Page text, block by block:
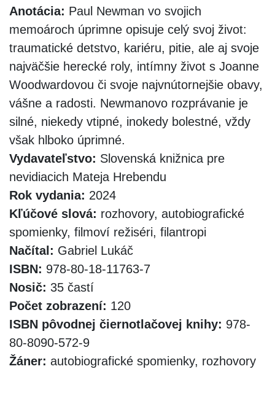
Anotácia: Paul Newman vo svojich
memoároch úprimne opisuje celý svoj život:
traumatické detstvo, kariéru, pitie, ale aj svoje
najväčšie herecké roly, intímny život s Joanne
Woodwardovou či svoje najvnútornejšie obavy,
vášne a radosti. Newmanovo rozprávanie je
silné, niekedy vtipné, inokedy bolestné, vždy
však hlboko úprimné.
Vydavateľstvo: Slovenská knižnica pre
nevidiacich Mateja Hrebendu
Rok vydania: 2024
Kľúčové slová: rozhovory, autobiografické
spomienky, filmoví režiséri, filantropi
Načítal: Gabriel Lukáč
ISBN: 978-80-18-11763-7
Nosič: 35 častí
Počet zobrazení: 120
ISBN pôvodnej čiernotlačovej knihy: 978-
80-8090-572-9
Žáner: autobiografické spomienky, rozhovory